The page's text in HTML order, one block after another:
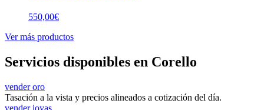
550,00€
Ver más productos
Servicios disponibles en Corello
vender oro
Tasación a la vista y precios alineados a cotización del día.
vender joyas